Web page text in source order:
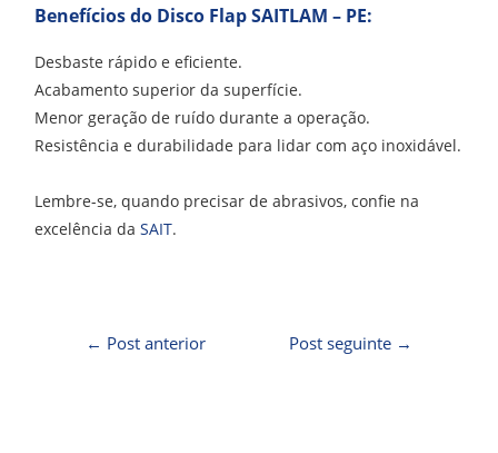
Benefícios do Disco Flap SAITLAM – PE:
Desbaste rápido e eficiente.
Acabamento superior da superfície.
Menor geração de ruído durante a operação.
Resistência e durabilidade para lidar com aço inoxidável.
Lembre-se, quando precisar de abrasivos, confie na
excelência daSAIT.
← Post anterior Post seguinte →